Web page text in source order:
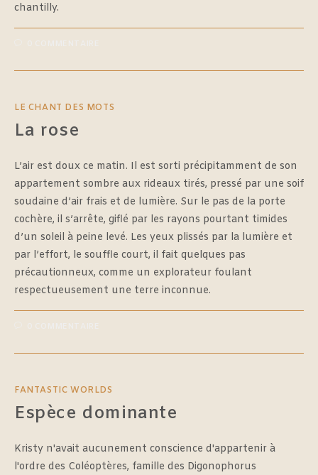
chantilly.
LE CHANT DES MOTS
La rose
L’air est doux ce matin. Il est sorti précipitamment de son
appartement sombre aux rideaux tirés, pressé par une soif
soudaine d’air frais et de lumière. Sur le pas de la porte
cochère, il s’arrête, giflé par les rayons pourtant timides
d’un soleil à peine levé. Les yeux plissés par la lumière et
par l’effort, le souffle court, il fait quelques pas
précautionneux, comme un explorateur foulant
respectueusement une terre inconnue.
FANTASTIC WORLDS
Espèce dominante
Kristy n'avait aucunement conscience d'appartenir à
l'ordre des Coléoptères, famille des Digonophorus